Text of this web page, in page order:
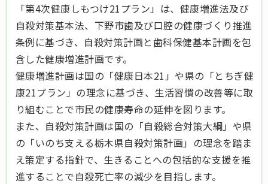
「第4次健康しもつけ21プラン」は、健康増進法及び
自殺対策基本法、下野市歯及び口腔の健康づくり推進
条例に基づき、自殺対策計画と歯科保健基本計画を包
含した健康増進計画です。
健康増進計画は国の「健康日本21」や県の「とちぎ健
康21プラン」の理念に基づき、生活習慣の改善等に取
り組むことで市民の健康寿命の延伸を図ります。
また、自殺対策計画は国の「自殺総合対策大綱」や県
の「いのち支える栃木県自殺対策計画」の理念を踏ま
え策定する指針で、生きることへの包括的な支援を推
進することで自殺死亡率の減少を目指します。